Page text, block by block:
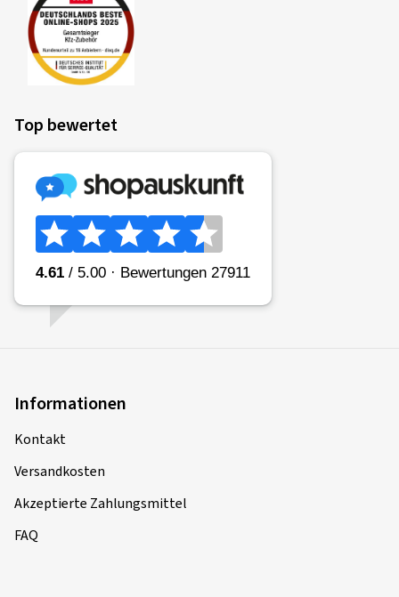
Top bewertet
Informationen
Kontakt
Versandkosten
Akzeptierte Zahlungsmittel
FAQ